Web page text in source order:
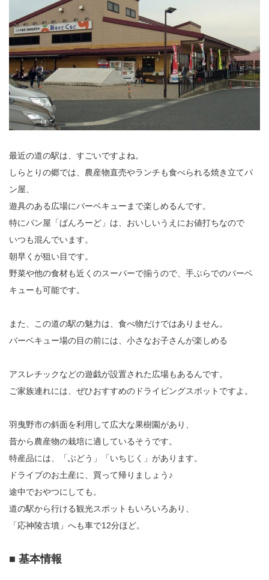
最近の道の駅は、すごいですよね。
しらとりの郷では、農産物直売やランチも食べられる焼き立てパ
ン屋、
遊具のある広場にバーベキューまで楽しめるんです。
特にパン屋「ぱんろーど」は、おいしいうえにお値打ちなので
いつも混んでいます。
朝早くが狙い目です。
野菜や他の食材も近くのスーパーで揃うので、手ぶらでのバーベ
キューも可能です。
また、この道の駅の魅力は、食べ物だけではありません。
バーベキュー場の目の前には、小さなお子さんが楽しめる
アスレチックなどの遊戯が設置された広場もあるんです。
ご家族連れには、ぜひおすすめのドライビングスポットですよ。
羽曳野市の斜面を利用して広大な果樹園があり、
昔から農産物の栽培に適しているそうです。
特産品には、「ぶどう」「いちじく」があります。
ドライブのお土産に、買って帰りましょう♪
途中でおやつにしても。
道の駅から行ける観光スポットもいろいろあり、
「応神陵古墳」へも車で12分ほど。
■ 基本情報